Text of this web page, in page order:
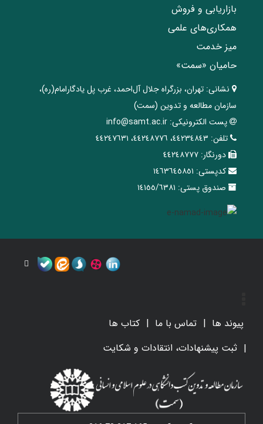
بازاریابی و فروش
همکاری‌های علمی
میز خدمت
حامیان «سمت»
نشانی: تهران، ‌بزرگراه ‌جلال آل‌احمد، غرب پل يادگار‌امام(ره)‌،
سازمان مطالعه و تدوین‌ (سمت)
پست الکترونیکی: info@samt.ac.ir
تلفن: ٤٤٢٣٤٨٤٣، ٤٤٢٤٨٧٧٦، ٤٤٢٤٧٦٣١
دورنگار: ٤٤٢٤٨٧٧٧
کدپستی: ١٤٦٣٦٤٥٨٥١
صندوق پستی: ١٤١٥٥/٦٣٨١
پیوند ها تماس با ما
کتاب ها
ثبت پیشنهادات، انتقادات و شکایت